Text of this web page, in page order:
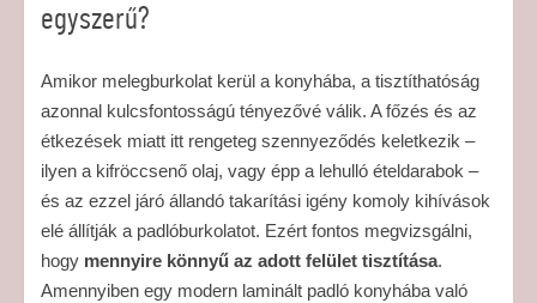
egyszerű?
Amikor melegburkolat kerül a konyhába, a tisztíthatóság
azonnal kulcsfontosságú tényezővé válik. A főzés és az
étkezések miatt itt rengeteg szennyeződés keletkezik –
ilyen a kifröccsenő olaj, vagy épp a lehulló ételdarabok –
és az ezzel járó állandó takarítási igény komoly kihívások
elé állítják a padlóburkolatot. Ezért fontos megvizsgálni,
hogy mennyire könnyű az adott felület tisztítása.
Amennyiben egy modern laminált padló konyhába való